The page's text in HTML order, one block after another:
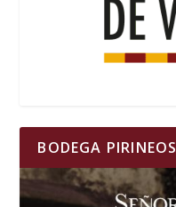
BODEGA PIRINEOS